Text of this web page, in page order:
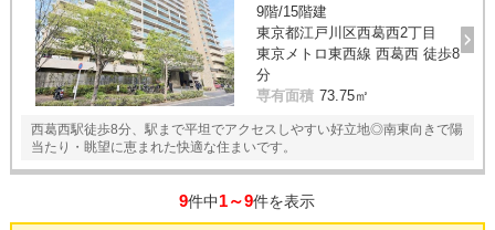
9階/15階建
東京都江戸川区西葛西2丁目
東京メトロ東西線 西葛西 徒歩8
分
専有面積 73.75㎡
西葛西駅徒歩8分、駅まで平坦でアクセスしやすい好立地◎南東向きで陽
当たり・眺望に恵まれた快適な住まいです。
9件中1～9件を表示